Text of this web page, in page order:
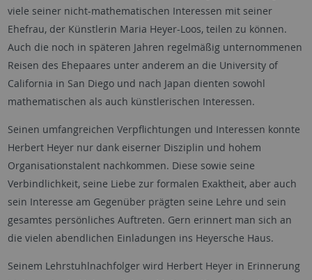
viele seiner nicht-mathematischen Interessen mit seiner
Ehefrau, der Künstlerin Maria Heyer-Loos, teilen zu können.
Auch die noch in späteren Jahren regelmäßig unternommenen
Reisen des Ehepaares unter anderem an die University of
California in San Diego und nach Japan dienten sowohl
mathematischen als auch künstlerischen Interessen.
Seinen umfangreichen Verpflichtungen und Interessen konnte
Herbert Heyer nur dank eiserner Disziplin und hohem
Organisationstalent nachkommen. Diese sowie seine
Verbindlichkeit, seine Liebe zur formalen Exaktheit, aber auch
sein Interesse am Gegenüber prägten seine Lehre und sein
gesamtes persönliches Auftreten. Gern erinnert man sich an
die vielen abendlichen Einladungen ins Heyersche Haus.
Seinem Lehrstuhlnachfolger wird Herbert Heyer in Erinnerung